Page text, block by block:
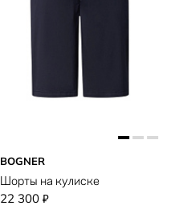
BOGNER
Шорты на кулиске
22 300 ₽